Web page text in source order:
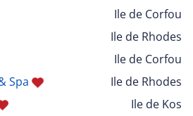
Ile de Corfou
Ile de Rhodes
Ile de Corfou
Spa
Ile de Rhodes
Ile de Kos